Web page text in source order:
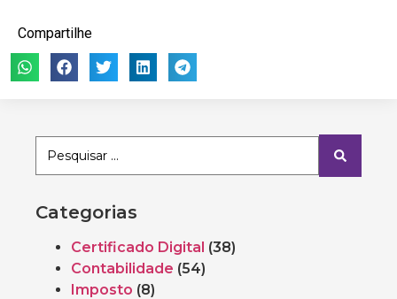
Compartilhe
Categorias
Certificado Digital (38)
Contabilidade (54)
Imposto (8)